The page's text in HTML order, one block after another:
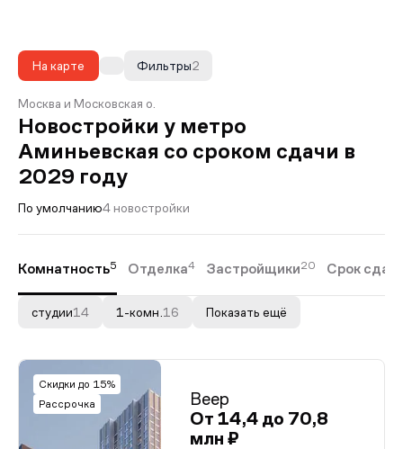
На карте 2
Фильтры
Москва и Московская о.
Новостройки у метро
Аминьевская со сроком сдачи в
2029 году
По умолчанию4 новостройки
Комнатность5 Отделка4 Застройщики20 Срок
студии14 1-комн. 16 Показать ещё
Скидки до 15%
Рассрочка
Веер
От 14,4 до 70,8
млн ₽